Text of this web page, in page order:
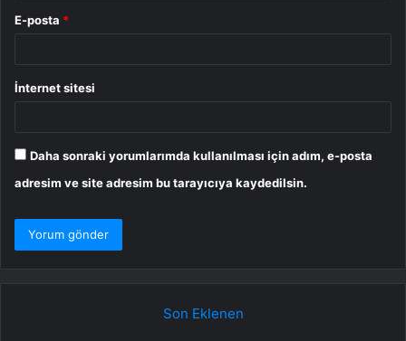
E-posta *
İnternet sitesi
Daha sonraki yorumlarımda kullanılması için adım, e-posta
adresim ve site adresim bu tarayıcıya kaydedilsin.
Son Eklenen